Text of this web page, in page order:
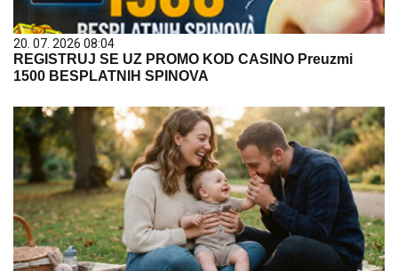
20. 07. 2026 08:04
REGISTRUJ SE UZ PROMO KOD CASINO Preuzmi
1500 BESPLATNIH SPINOVA